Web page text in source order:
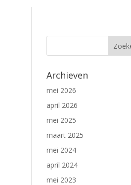
Archieven
mei 2026
april 2026
mei 2025
maart 2025
mei 2024
april 2024
mei 2023